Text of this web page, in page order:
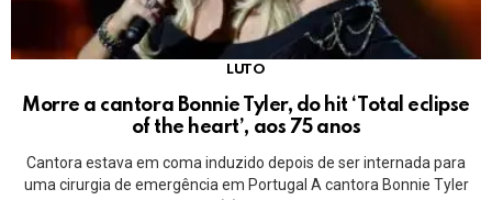
LUTO
Morre a cantora Bonnie Tyler, do hit ‘Total eclipse
of the heart’, aos 75 anos
Cantora estava em coma induzido depois de ser internada para
uma cirurgia de emergência em Portugal A cantora Bonnie Tyler